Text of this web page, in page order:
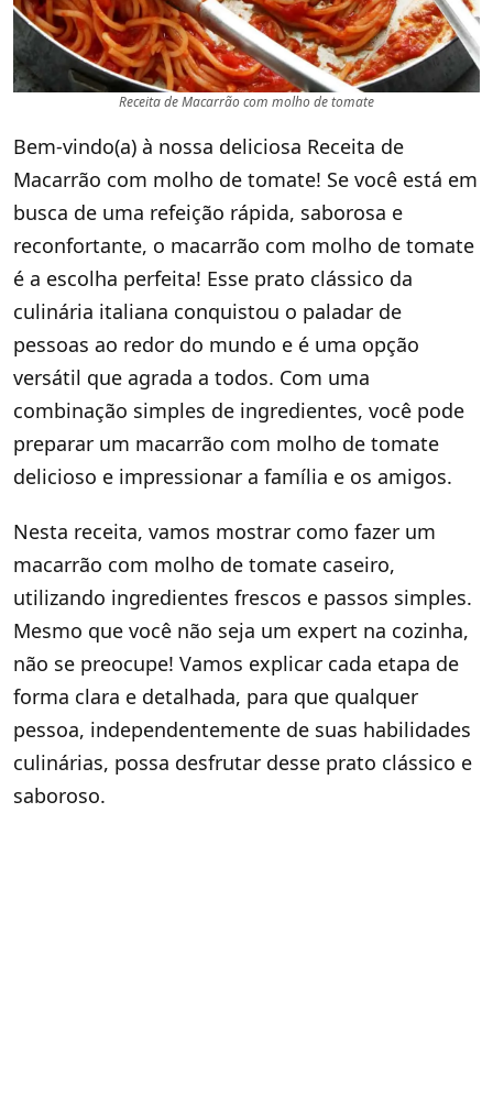
Receita de Macarrão com molho de tomate
Bem-vindo(a) à nossa deliciosa Receita de
Macarrão com molho de tomate! Se você está em
busca de uma refeição rápida, saborosa e
reconfortante, o macarrão com molho de tomate
é a escolha perfeita! Esse prato clássico da
culinária italiana conquistou o paladar de
pessoas ao redor do mundo e é uma opção
versátil que agrada a todos. Com uma
combinação simples de ingredientes, você pode
preparar um macarrão com molho de tomate
delicioso e impressionar a família e os amigos.
Nesta receita, vamos mostrar como fazer um
macarrão com molho de tomate caseiro,
utilizando ingredientes frescos e passos simples.
Mesmo que você não seja um expert na cozinha,
não se preocupe! Vamos explicar cada etapa de
forma clara e detalhada, para que qualquer
pessoa, independentemente de suas habilidades
culinárias, possa desfrutar desse prato clássico e
saboroso.